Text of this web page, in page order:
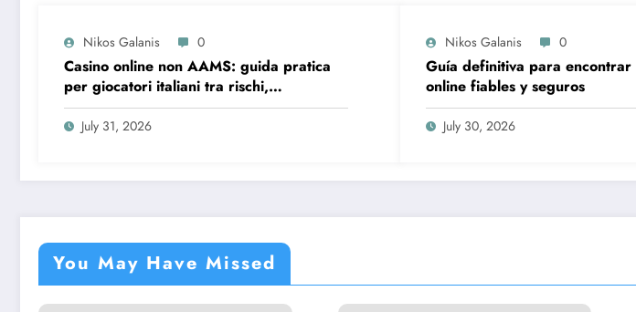
Nikos Galanis 0
Casino online non AAMS: guida pratica
per giocatori italiani tra rischi,
opportunità e verifiche
July 31, 2026
Nikos Galanis 0
Guía definitiva para encontrar
online fiables y seguros
July 30, 2026
You May Have Missed